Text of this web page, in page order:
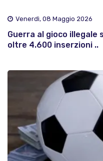
Venerdì, 08 Maggio 2026
Guerra al gioco illegale
oltre 4.600 inserzioni ..